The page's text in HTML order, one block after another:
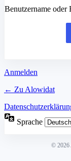
Benutzername oder
Anmelden
← Zu Alowidat
Sprache
© 2026